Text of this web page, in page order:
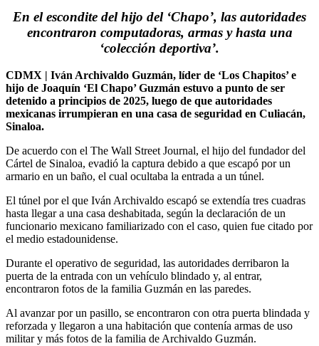
En el escondite del hijo del ‘Chapo’, las autoridades
encontraron computadoras, armas y hasta una
‘colección deportiva’.
CDMX | Iván Archivaldo Guzmán, líder de ‘Los Chapitos’ e
hijo de Joaquín ‘El Chapo’ Guzmán estuvo a punto de ser
detenido a principios de 2025, luego de que autoridades
mexicanas irrumpieran en una casa de seguridad en Culiacán,
Sinaloa.
De acuerdo con el The Wall Street Journal, el hijo del fundador del
Cártel de Sinaloa, evadió la captura debido a que escapó por un
armario en un baño, el cual ocultaba la entrada a un túnel.
El túnel por el que Iván Archivaldo escapó se extendía tres cuadras
hasta llegar a una casa deshabitada, según la declaración de un
funcionario mexicano familiarizado con el caso, quien fue citado por
el medio estadounidense.
Durante el operativo de seguridad, las autoridades derribaron la
puerta de la entrada con un vehículo blindado y, al entrar,
encontraron fotos de la familia Guzmán en las paredes.
Al avanzar por un pasillo, se encontraron con otra puerta blindada y
reforzada y llegaron a una habitación que contenía armas de uso
militar y más fotos de la familia de Archivaldo Guzmán.